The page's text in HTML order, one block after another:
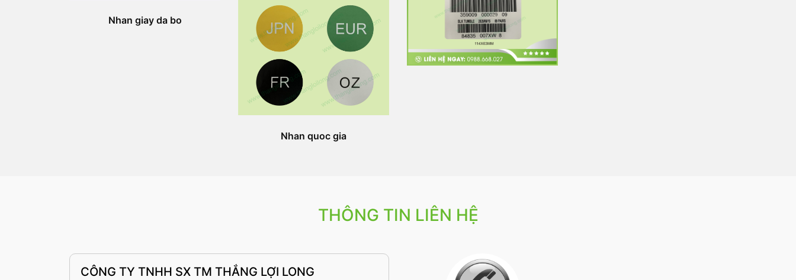
Nhan giay da bo
Nhan quoc gia
THÔNG TIN LIÊN HỆ
CÔNG TY TNHH SX TM THẮNG LỢI LONG